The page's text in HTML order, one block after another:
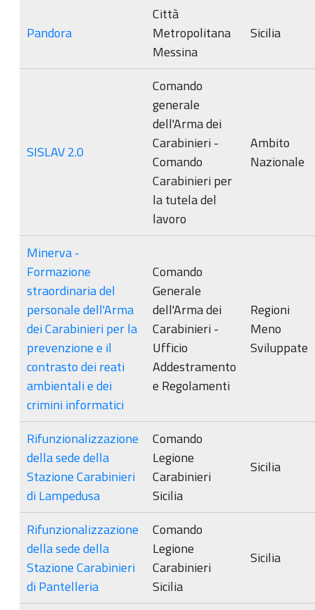
Pandora
Città
Metropolitana
Messina
Sicilia
SISLAV 2.0
Comando
generale
dell'Arma dei
Carabinieri -
Comando
Carabinieri per
la tutela del
lavoro
Ambito
Nazionale
Minerva -
Formazione
straordinaria del
personale dell'Arma
dei Carabinieri per la
prevenzione e il
contrasto dei reati
ambientali e dei
crimini informatici
Comando
Generale
dell'Arma dei
Carabinieri -
Ufficio
Addestramento
e Regolamenti
Regioni
Meno
Sviluppate
Rifunzionalizzazione
della sede della
Stazione Carabinieri
di Lampedusa
Comando
Legione
Carabinieri
Sicilia
Sicilia
Rifunzionalizzazione
della sede della
Stazione Carabinieri
di Pantelleria
Comando
Legione
Carabinieri
Sicilia
Sicilia